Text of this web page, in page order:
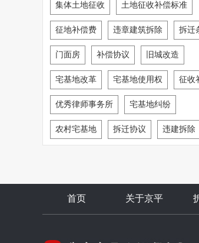
集体土地征收 土地征收补偿标准
征地补偿费 违章建筑拆除 拆迁
门面房 补偿协议 旧城改造
宅基地改革 宅基地使用权 征收
优秀律师事务所 宅基地纠纷
农村宅基地 拆迁协议 违建拆除
首页 关于京平